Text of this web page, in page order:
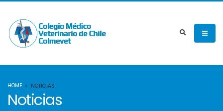
HOME NOTICIAS
Noticias